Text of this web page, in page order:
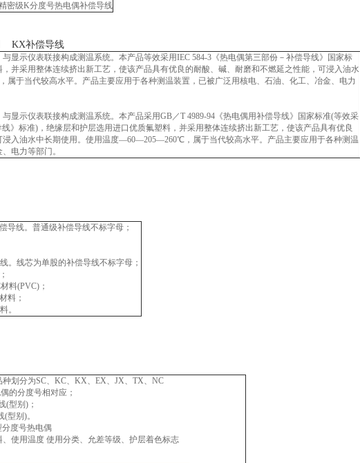
密级K分度号热电偶补偿导线
KX补偿导线
显示仪表联接构成测温系统。本产品等效采用IEC 584-3《热电偶第三部份－补偿导线》国家标
并采用整体连续挤出新工艺，使该产品具有优良的耐酸、碱、耐磨和不燃延之性能，可浸入油水
属于当代较高水平。产品主要应用于各种测温装置，已被广泛用核电、石油、化工、冶金、电力
显示仪表联接构成测温系统。本产品采用GB／T 4989-94《热电偶用补偿导线》国家标准(等效采
》标准)，绝缘层和护层选用进口优质氟塑料，并采用整体连续挤出新工艺，使该产品具有优良
浸入油水中长期使用。使用温度—60—205—260℃，属于当代较高水平。产品主要应用于各种测温
电力等部门。
线。普通级补偿导线不标字母；
线芯为单股的补偿导线不标字母；
料(PVC)；
料；
。
划分为SC、KC、KX、EX、JX、TX、NC
的分度号相对应；
(型别)；
型别)。
分度号热电偶
使用温度 使用分类、允差等级、护层着色标志